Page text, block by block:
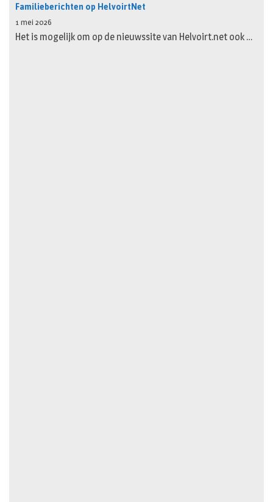
Familieberichten op HelvoirtNet
1 mei 2026
Het is mogelijk om op de nieuwssite van Helvoirt.net ook …